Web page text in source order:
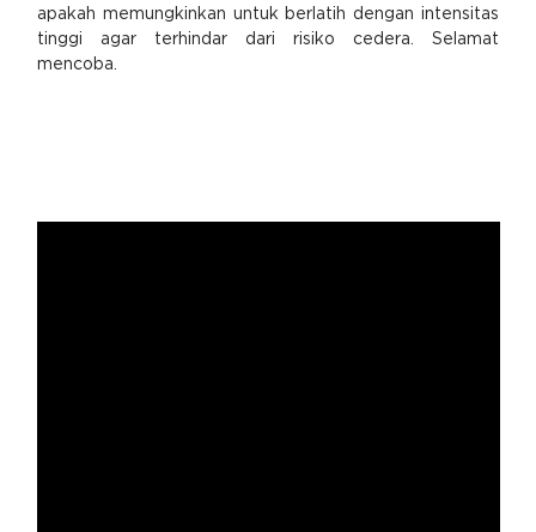
apakah memungkinkan untuk berlatih dengan intensitas
tinggi agar terhindar dari risiko cedera. Selamat
mencoba.